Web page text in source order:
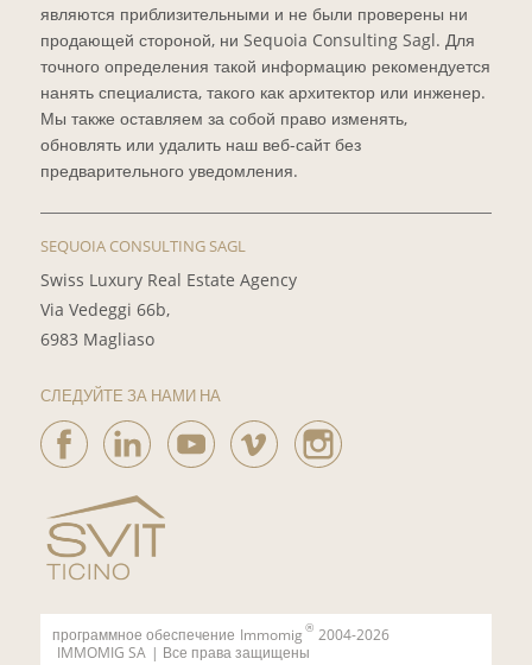
являются приблизительными и не были проверены ни
продающей стороной, ни Sequoia Consulting Sagl. Для
точного определения такой информацию рекомендуется
нанять специалиста, такого как архитектор или инженер.
Мы также оставляем за собой право изменять,
обновлять или удалить наш веб-сайт без
предварительного уведомления.
SEQUOIA CONSULTING SAGL
Swiss Luxury Real Estate Agency
Via Vedeggi 66b,
6983 Magliaso
СЛЕДУЙТЕ ЗА НАМИ НА
программное обеспечение Immomig ® 2004-2026
IMMOMIG SA | Все права защищены